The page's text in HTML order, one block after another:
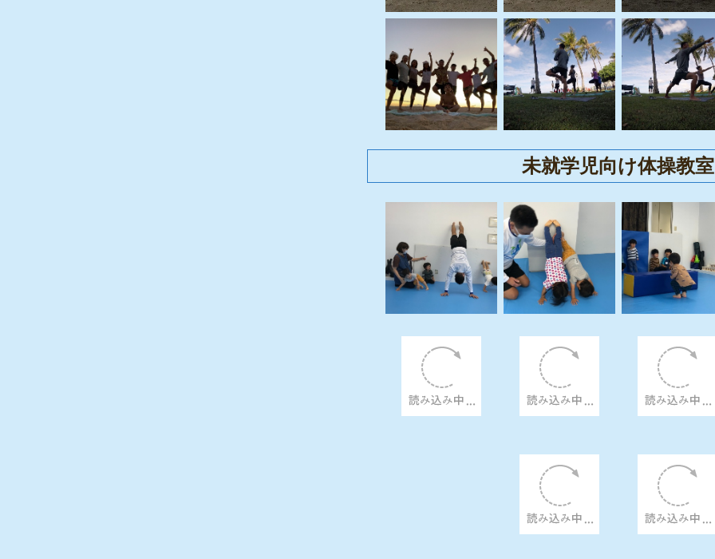
未就学児向け体操教室